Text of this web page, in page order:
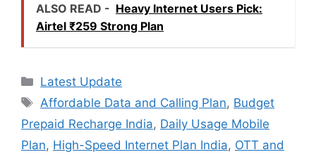
ALSO READ - Heavy Internet Users Pick:
Airtel ₹259 Strong Plan
Categories
Latest Update
Tags
Affordable Data and Calling Plan, Budget
Prepaid Recharge India, Daily Usage Mobile
Plan, High-Speed Internet Plan India, OTT and